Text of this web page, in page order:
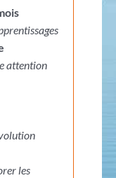
attention
les